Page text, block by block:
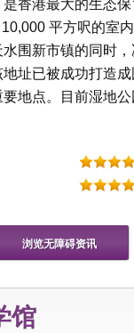
香港最大的生态
平方呎的室
围新市镇的同时
址已被成功打造
地点。目前湿地
浏览无障碍资讯
馆